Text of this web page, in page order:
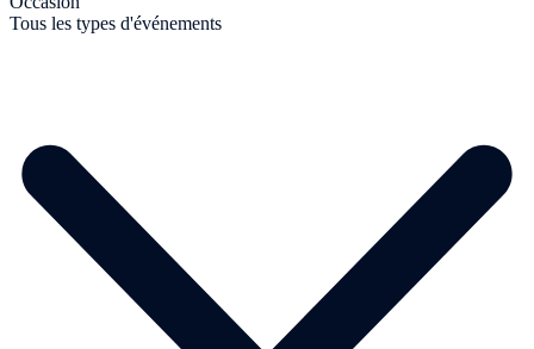
Tous les types d'événements